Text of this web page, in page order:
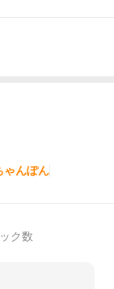
ゃんぽん
ク数